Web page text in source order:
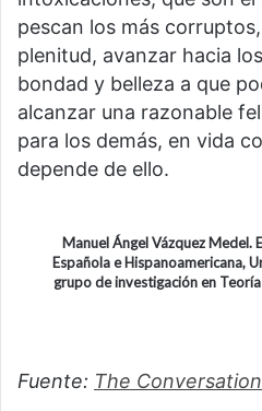
pescan los más
plenitud, avanzar hacia
bondad y belleza a que
alcanzar una razonable
para los demás, en vida
depende de ello.
Manuel Ángel Vázquez
Española e Hispanoamericana,
grupo de investigación en
Fuente: The Conversation